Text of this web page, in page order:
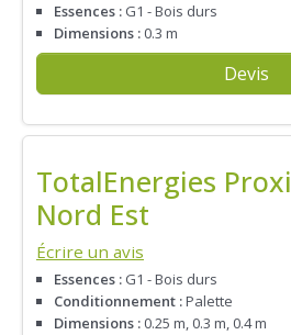
Essences : G1 - Bois durs
Dimensions : 0.3 m
Devis
TotalEnergies Proxi
Nord Est
Écrire un avis
Essences : G1 - Bois durs
Conditionnement :Palette
Dimensions : 0.25 m, 0.3 m, 0.4 m